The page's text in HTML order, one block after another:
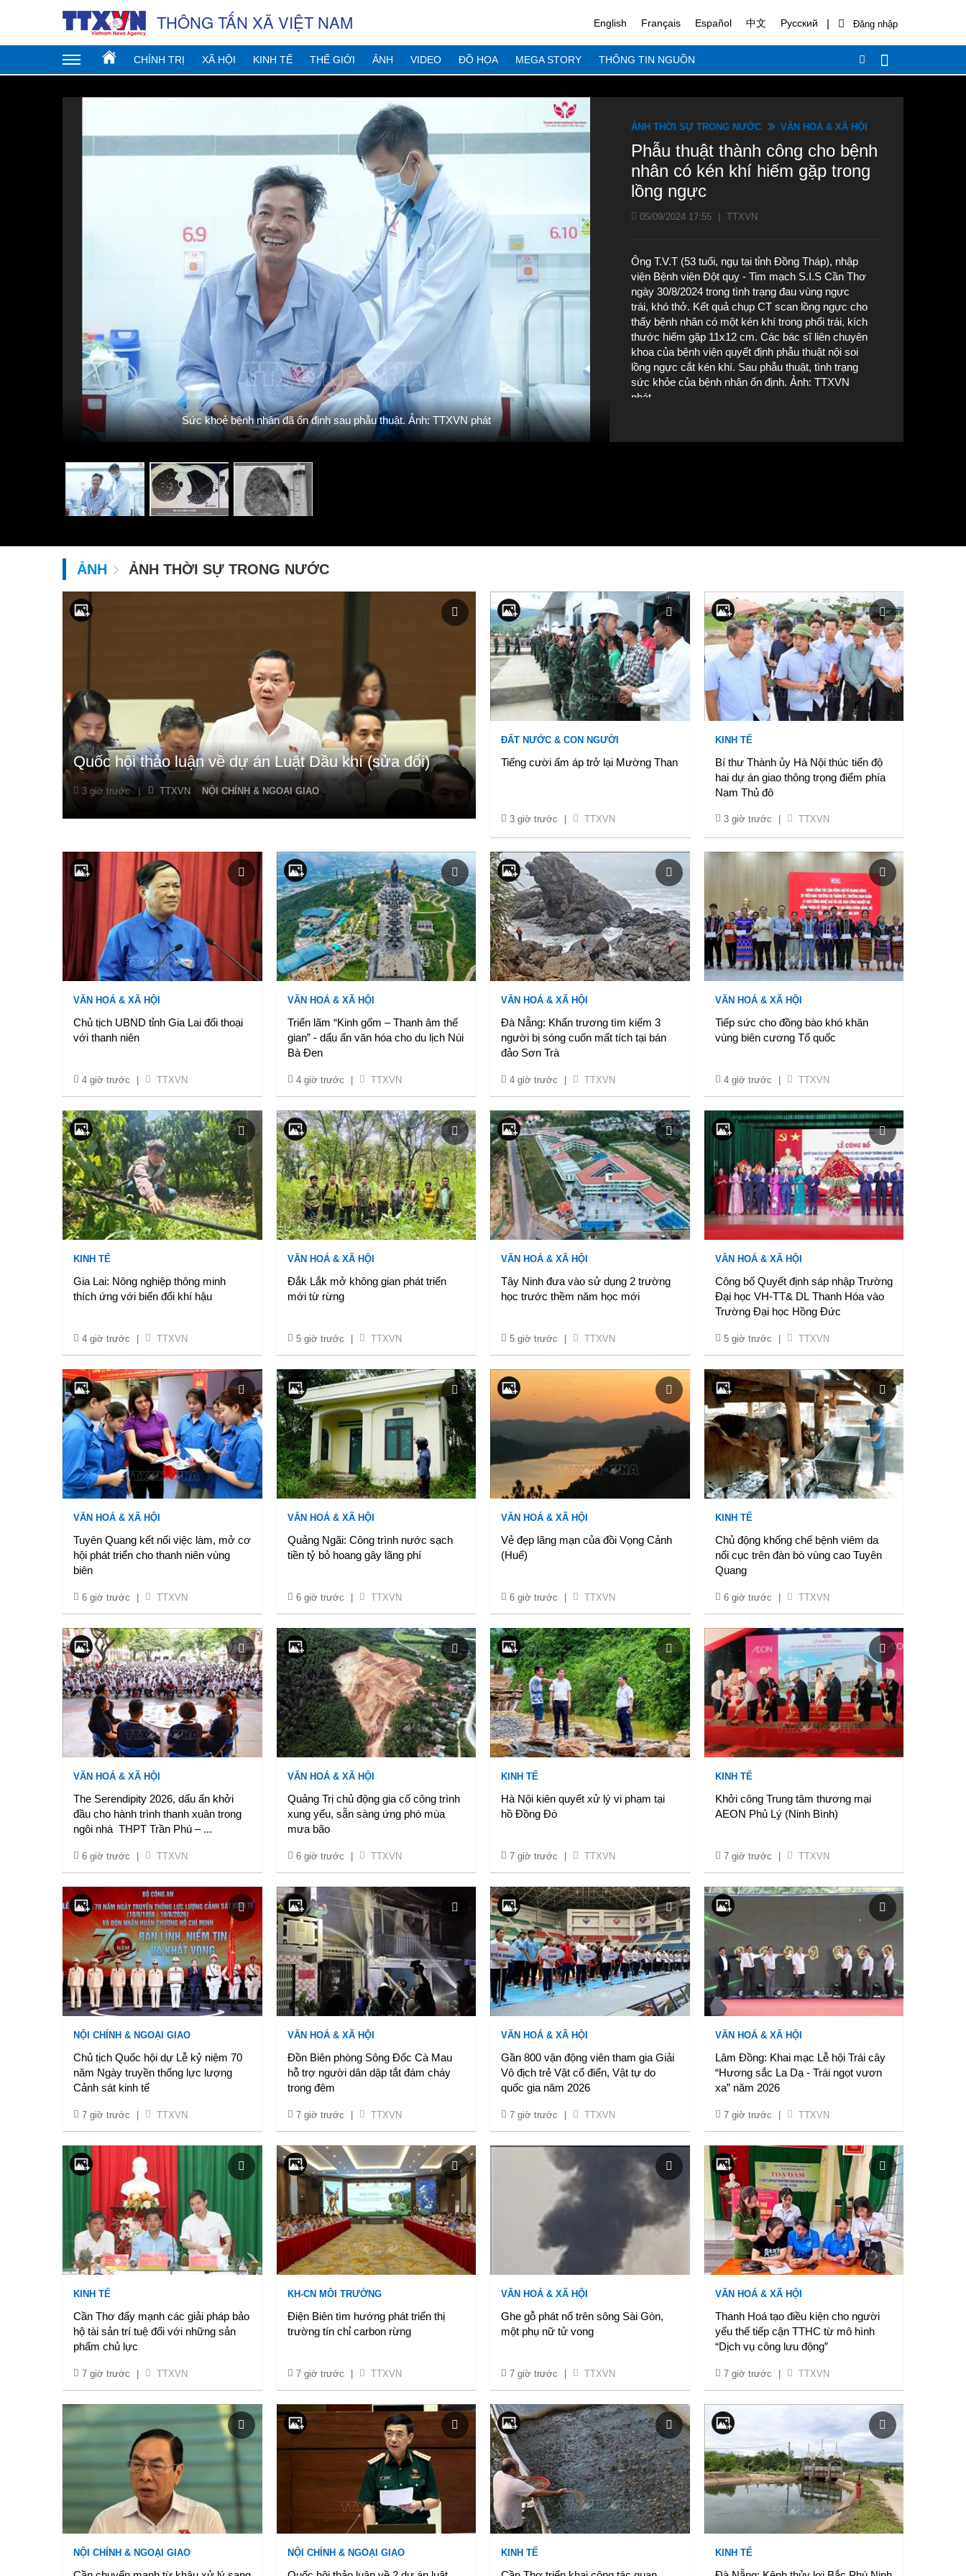
THÔNG TẤN XÃ VIỆT NAM English Français Español 中文 Русский |
CHÍNH TRỊ XÃ HỘI KINH TẾ THẾ GIỚI ẢNH VIDEO ĐỒ HỌA MEGA STORY THÔNG TIN NGUỒN
Sức khoẻ bệnh nhân đã ổn định sau phẫu thuật. Ảnh: TTXVN phát
ẢNH THỜI SỰ TRONG NƯỚC VĂN HOÁ & XÃ HỘI
Phẫu thuật thành công cho bệnh
nhân có kén khí hiếm gặp trong
lồng ngực
05/09/2024 17:55 TTXVN
Ông T.V.T (53 tuổi, ngụ tại tỉnh Đồng Tháp), nhập
viện Bệnh viện Đột quỵ - Tim mạch S.I.S Cần Thơ
ngày 30/8/2024 trong tình trạng đau vùng ngực
trái, khó thở. Kết quả chụp CT scan lồng ngực cho
thấy bệnh nhân có một kén khí trong phổi trái, kích
thước hiếm gặp 11x12 cm. Các bác sĩ liên chuyên
khoa của bệnh viện quyết định phẫu thuật nội soi
lồng ngực cắt kén khí. Sau phẫu thuật, tình trạng
sức khỏe của bệnh nhân ổn định. Ảnh: TTXVN
phát
ẢNH ẢNH THỜI SỰ TRONG NƯỚC
Quốc hội thảo luận về dự án Luật Dầu khí (sửa đổi)
3 giờ trước TTXVN NỘI CHÍNH & NGOẠI GIAO
ĐẤT NƯỚC & CON NGƯỜI
Tiếng cười ấm áp trở lại Mường Than
3 giờ trước TTXVN
KINH TẾ
Bí thư Thành ủy Hà Nội thúc tiến độ
hai dự án giao thông trọng điểm phía
Nam Thủ đô
3 giờ trước TTXVN
VĂN HOÁ & XÃ HỘI
Chủ tịch UBND tỉnh Gia Lai đối thoại
với thanh niên
4 giờ trước TTXVN
VĂN HOÁ & XÃ HỘI
Triển lãm “Kinh gốm – Thanh âm thế
gian” - dấu ấn văn hóa cho du lịch Núi
Bà Đen
4 giờ trước TTXVN
VĂN HOÁ & XÃ HỘI
Đà Nẵng: Khẩn trương tìm kiếm 3
người bị sóng cuốn mất tích tại bán
đảo Sơn Trà
4 giờ trước TTXVN
VĂN HOÁ & XÃ HỘI
Tiếp sức cho đồng bào khó khăn
vùng biên cương Tổ quốc
4 giờ trước TTXVN
KINH TẾ
Gia Lai: Nông nghiệp thông minh
thích ứng với biến đổi khí hậu
4 giờ trước TTXVN
VĂN HOÁ & XÃ HỘI
Đắk Lắk mở không gian phát triển
mới từ rừng
5 giờ trước TTXVN
VĂN HOÁ & XÃ HỘI
Tây Ninh đưa vào sử dụng 2 trường
học trước thềm năm học mới
5 giờ trước TTXVN
VĂN HOÁ & XÃ HỘI
Công bố Quyết định sáp nhập Trường
Đại học VH-TT& DL Thanh Hóa vào
Trường Đại học Hồng Đức
5 giờ trước TTXVN
VĂN HOÁ & XÃ HỘI
Tuyên Quang kết nối việc làm, mở cơ
hội phát triển cho thanh niên vùng
biên
6 giờ trước TTXVN
VĂN HOÁ & XÃ HỘI
Quảng Ngãi: Công trình nước sạch
tiền tỷ bỏ hoang gây lãng phí
6 giờ trước TTXVN
VĂN HOÁ & XÃ HỘI
Vẻ đẹp lãng mạn của đồi Vọng Cảnh
(Huế)
6 giờ trước TTXVN
KINH TẾ
Chủ động khống chế bệnh viêm da
nổi cục trên đàn bò vùng cao Tuyên
Quang
6 giờ trước TTXVN
VĂN HOÁ & XÃ HỘI
The Serendipity 2026, dấu ấn khởi
đầu cho hành trình thanh xuân trong
ngôi nhà THPT Trần Phú – ...
6 giờ trước TTXVN
VĂN HOÁ & XÃ HỘI
Quảng Trị chủ động gia cố công trình
xung yếu, sẵn sàng ứng phó mùa
mưa bão
6 giờ trước TTXVN
KINH TẾ
Hà Nội kiên quyết xử lý vi phạm tại
hồ Đồng Đò
7 giờ trước TTXVN
KINH TẾ
Khởi công Trung tâm thương mại
AEON Phủ Lý (Ninh Bình)
7 giờ trước TTXVN
NỘI CHÍNH & NGOẠI GIAO
Chủ tịch Quốc hội dự Lễ kỷ niệm 70
năm Ngày truyền thống lực lượng
Cảnh sát kinh tế
7 giờ trước TTXVN
VĂN HOÁ & XÃ HỘI
Đồn Biên phòng Sông Đốc Cà Mau
hỗ trợ người dân dập tắt đám cháy
trong đêm
7 giờ trước TTXVN
VĂN HOÁ & XÃ HỘI
Gần 800 vận động viên tham gia Giải
Vô địch trẻ Vật cổ điển, Vật tự do
quốc gia năm 2026
7 giờ trước TTXVN
VĂN HOÁ & XÃ HỘI
Lâm Đồng: Khai mạc Lễ hội Trái cây
“Hương sắc La Dạ - Trái ngọt vươn
xa” năm 2026
7 giờ trước TTXVN
KINH TẾ
Cần Thơ đẩy mạnh các giải pháp bảo
hộ tài sản trí tuệ đối với những sản
phẩm chủ lực
7 giờ trước TTXVN
KH-CN MÔI TRƯỜNG
Điện Biên tìm hướng phát triển thị
trường tín chỉ carbon rừng
7 giờ trước TTXVN
VĂN HOÁ & XÃ HỘI
Ghe gỗ phát nổ trên sông Sài Gòn,
một phụ nữ tử vong
7 giờ trước TTXVN
VĂN HOÁ & XÃ HỘI
Thanh Hoá tạo điều kiện cho người
yếu thế tiếp cận TTHC từ mô hình
“Dịch vụ công lưu động”
7 giờ trước TTXVN
NỘI CHÍNH & NGOẠI GIAO NỘI CHÍNH & NGOẠI GIAO KINH TẾ KINH TẾ